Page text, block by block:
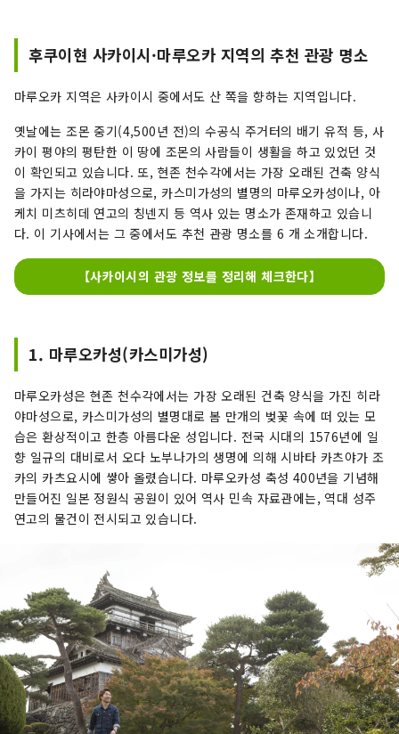
후쿠이현 사카이시·마루오카 지역의 추천 관광 명소
마루오카 지역은 사카이시 중에서도 산 쪽을 향하는 지역입니다.
옛날에는 조몬 중기(4,500년 전)의 수공식 주거터의 배기 유적 등, 사
카이 평야의 평탄한 이 땅에 조몬의 사람들이 생활을 하고 있었던 것
이 확인되고 있습니다. 또, 현존 천수각에서는 가장 오래된 건축 양식
을 가지는 히라야마성으로, 카스미가성의 별명의 마루오카성이나, 아
케치 미츠히데 연고의 칭넨지 등 역사 있는 명소가 존재하고 있습니
다. 이 기사에서는 그 중에서도 추천 관광 명소를 6 개 소개합니다.
【사카이시의 관광 정보를 정리해 체크한다】
1. 마루오카성(카스미가성)
마루오카성은 현존 천수각에서는 가장 오래된 건축 양식을 가진 히라
야마성으로, 카스미가성의 별명대로 봄 만개의 벚꽃 속에 떠 있는 모
습은 환상적이고 한층 아름다운 성입니다. 전국 시대의 1576년에 일
향 일규의 대비로서 오다 노부나가의 생명에 의해 시바타 카츠야가 조
카의 카츠요시에 쌓아 올렸습니다. 마루오카성 축성 400년을 기념해
만들어진 일본 정원식 공원이 있어 역사 민속 자료관에는, 역대 성주
연고의 물건이 전시되고 있습니다.